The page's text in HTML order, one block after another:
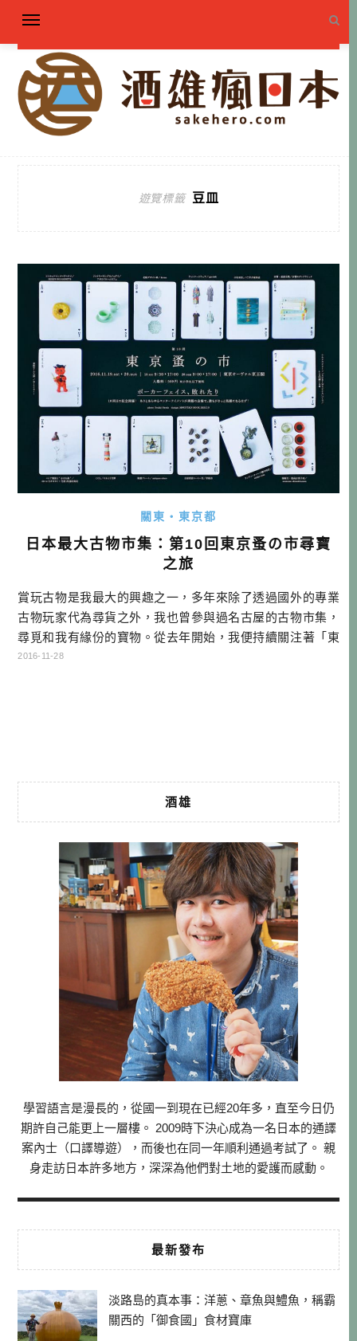
遊覽標籤 豆皿
關東・東京都
日本最大古物市集：第10回東京蚤の市尋寶
之旅
賞玩古物是我最大的興趣之一，多年來除了透過國外的專業
古物玩家代為尋貨之外，我也曾參與過名古屋的古物市集，
尋覓和我有緣份的寶物。從去年開始，我便持續關注著「東
京蚤の市」的訊息，這個一年只辦兩次的超大型古物市集，
2016-11-28
酒雄
學習語言是漫長的，從國一到現在已經20年多，直至今日仍
期許自己能更上一層樓。 2009時下決心成為一名日本的通譯
案內士（口譯導遊），而後也在同一年順利通過考試了。 親
身走訪日本許多地方，深深為他們對土地的愛護而感動。
最新發布
淡路島的真本事：洋蔥、章魚與鱧魚，稱霸
關西的「御食國」食材寶庫